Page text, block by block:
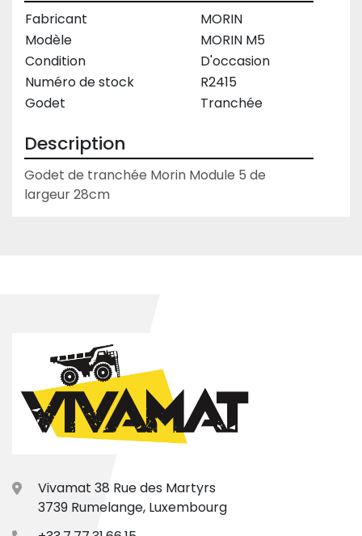
Fabricant
MORIN
Modèle
MORIN M5
Condition
D'occasion
Numéro de stock
R2415
Godet
Tranchée
Description
Godet de tranchée Morin Module 5 de
largeur 28cm
Vivamat 38 Rue des Martyrs
3739 Rumelange, Luxembourg